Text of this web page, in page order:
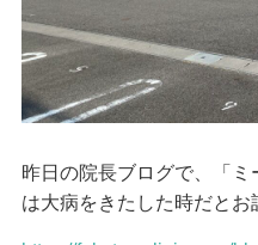
昨日の院長ブログで、「
は大病をきたした時だとお